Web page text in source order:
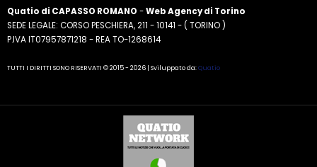
Quatio di CAPASSO ROMANO -Web Agency di Torino
SEDE LEGALE: CORSO PESCHIERA, 211 - 10141 - ( TORINO )
P.IVA IT07957871218 - REA TO-1268614
TUTTI I DIRITTI SONO RISERVATI © 2015 - 2026 | Sviluppato da:Quatio